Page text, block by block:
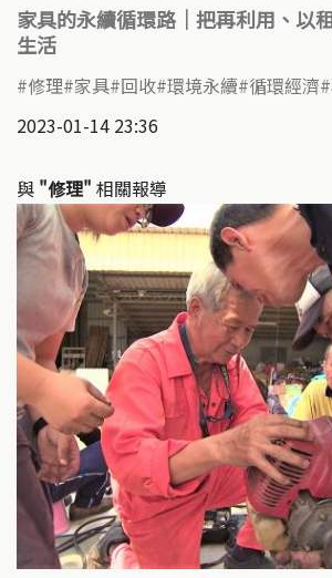
家具的永續循環路｜把再利用、以
生活
修理 家具 回收 環境永續 循環經濟
2023-01-14 23:36
與 "修理" 相關報導